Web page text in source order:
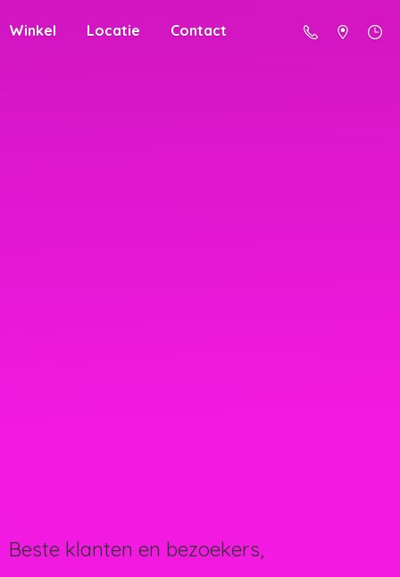
Winkel Locatie Contact
Beste klanten en bezoekers,